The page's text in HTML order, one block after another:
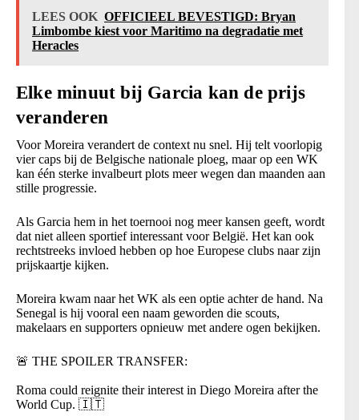
LEES OOK OFFICIEEL BEVESTIGD: Bryan
Limbombe kiest voor Maritimo na degradatie met
Heracles
Elke minuut bij Garcia kan de prijs
veranderen
Voor Moreira verandert de context nu snel. Hij telt voorlopig
vier caps bij de Belgische nationale ploeg, maar op een WK
kan één sterke invalbeurt plots meer wegen dan maanden aan
stille progressie.
Als Garcia hem in het toernooi nog meer kansen geeft, wordt
dat niet alleen sportief interessant voor België. Het kan ook
rechtstreeks invloed hebben op hoe Europese clubs naar zijn
prijskaartje kijken.
Moreira kwam naar het WK als een optie achter de hand. Na
Senegal is hij vooral een naam geworden die scouts,
makelaars en supporters opnieuw met andere ogen bekijken.
🚨 THE SPOILER TRANSFER:
Roma could reignite their interest in Diego Moreira after the
World Cup. 🇮🇹